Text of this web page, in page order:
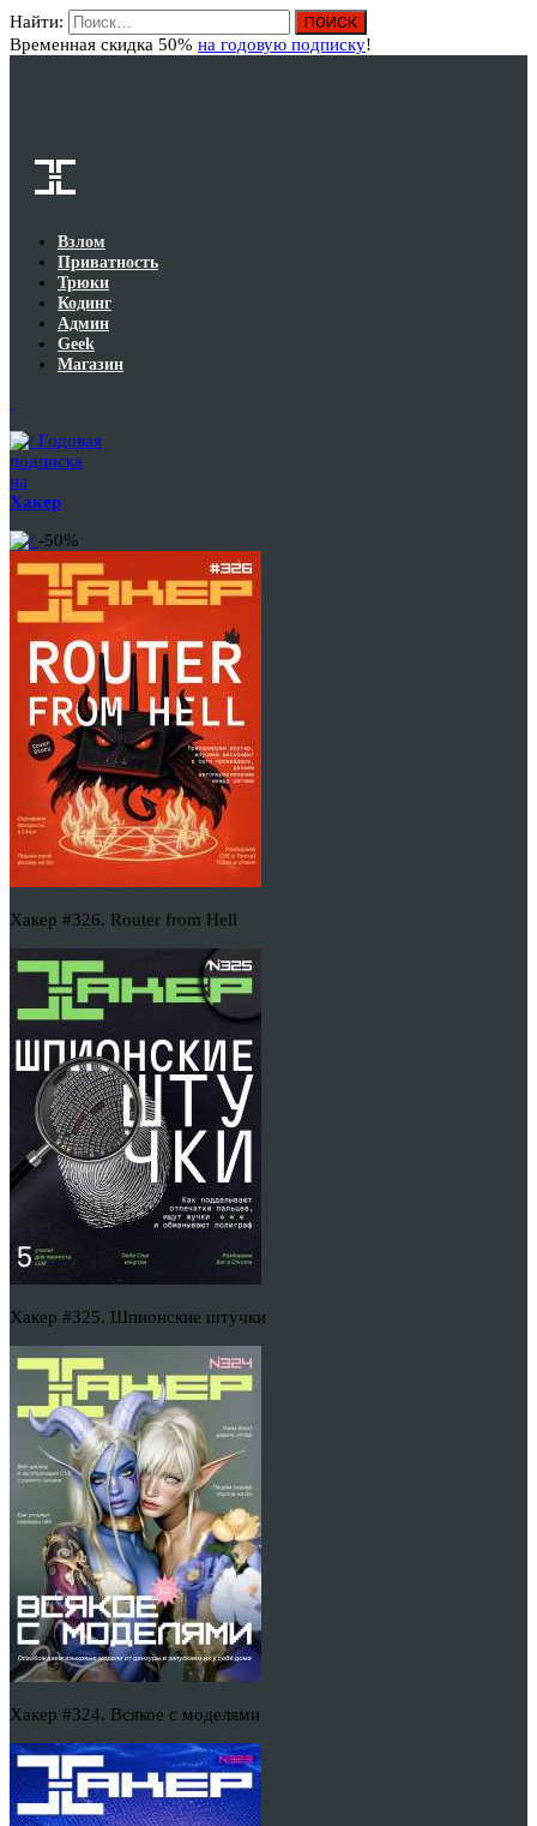
Найти:
Временная скидка 50% на годовую подписку!
Взлом
Приватность
Трюки
Кодинг
Админ
Geek
Магазин
Годовая
подписка
на
Хакер
-50%
Хакер #326. Router from Hell
Хакер #325. Шпионские штучки
Хакер #324. Всякое с моделями